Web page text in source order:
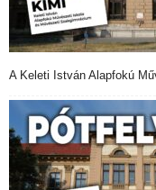
A Keleti István Alapfokú